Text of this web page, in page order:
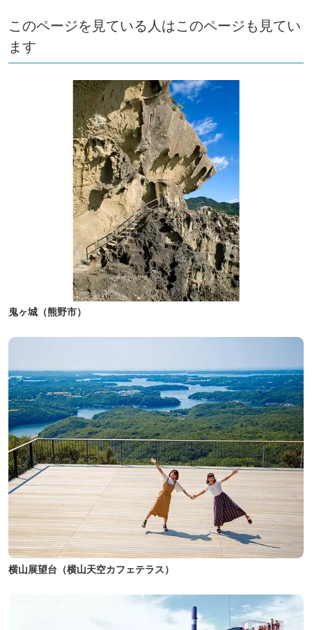
このページを見ている人はこのページも見てい
ます
鬼ヶ城（熊野市）
横山展望台（横山天空カフェテラス）